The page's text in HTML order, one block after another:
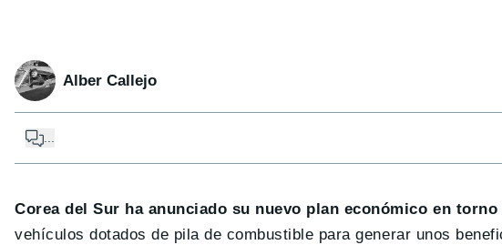
Alber Callejo
Corea del Sur ha anunciado su nuevo plan económico en
vehículos dotados de pila de combustible para generar unos